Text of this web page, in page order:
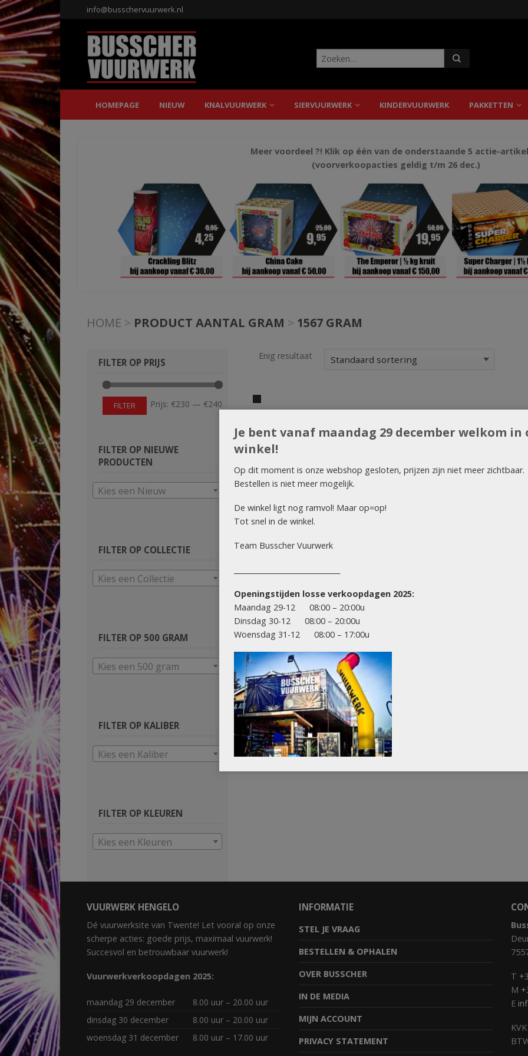
info@busschervuurwerk.nl
HOMEPAGE NIEUW KNALVUURWERK SIERVUURWERK KINDERVUURWERK PAKKETTEN
Meer voordeel ?! Klik op één van de onderstaande 5 actie-
(voorverkoopacties geldig t/m 26 dec.)
HOME > PRODUCT AANTAL GRAM > 1567 GRAM
Enig resultaat
Zena Turbo Fan (1½ kg kruit)
FILTER OP PRIJS
Min.
prijs
Max.
prijsFILTER Prijs: €230 — €240
FILTER OP NIEUWE
PRODUCTEN
Kies een Nieuw
FILTER OP COLLECTIE
Kies een Collectie
FILTER OP 500 GRAM
Kies een 500 gram
FILTER OP KALIBER
Kies een Kaliber
FILTER OP KLEUREN
Kies een Kleuren
VUURWERK HENGELO
Dé vuurwerksite van Twente! Let vooral op onze
scherpe acties: goede prijs, maximaal vuurwerk!
Succesvol en betrouwbaar vuurwerk!
Vuurwerkverkoopdagen 2025:
maandag 29 december
8.00 uur – 20.00 uur
dinsdag 30 december
8.00 uur – 20.00 uur
woensdag 31 december
8.00 uur – 17.00 uur
INFORMATIE
STEL JE VRAAG
BESTELLEN & OPHALEN
OVER BUSSCHER
IN DE MEDIA
MIJN ACCOUNT
PRIVACY STATEMENT
T
M
E
Je bent vanaf maandag 29 december welkom in
winkel!
Op dit moment is onze webshop gesloten, prijzen zijn niet meer zichtbaar.
Bestellen is niet meer mogelijk.
De winkel ligt nog ramvol! Maar op=op!
Tot snel in de winkel.
Team Busscher Vuurwerk
Openingstijden losse verkoopdagen 2025:
Maandag 29-12 08:00 – 20:00u
Dinsdag 30-12 08:00 – 20:00u
Woensdag 31-12 08:00 – 17:00u